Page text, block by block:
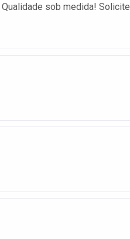
sob medida! Solicite